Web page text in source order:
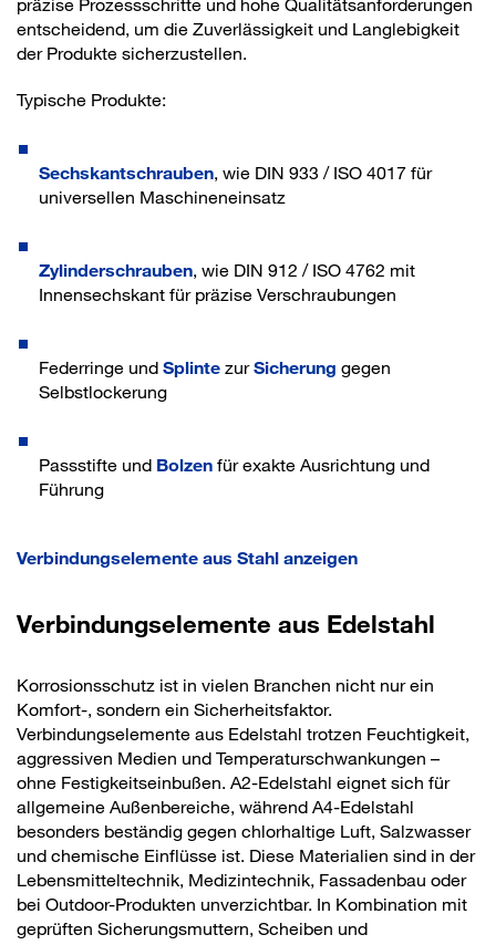
entscheidend, um die Zuverlässigkeit und Langlebigkeit
der Produkte sicherzustellen.
Typische Produkte:
Sechskantschrauben, wie DIN 933 / ISO 4017 für
universellen Maschineneinsatz
Zylinderschrauben, wie DIN 912 / ISO 4762 mit
Innensechskant für präzise Verschraubungen
Federringe und Splinte zurSicherung gegen
Selbstlockerung
Passstifte und Bolzen für exakte Ausrichtung und
Führung
Verbindungselemente aus Stahl anzeigen
Verbindungselemente aus Edelstahl
Korrosionsschutz ist in vielen Branchen nicht nur ein
Komfort-, sondern ein Sicherheitsfaktor.
Verbindungselemente aus Edelstahl trotzen Feuchtigkeit,
aggressiven Medien und Temperaturschwankungen –
ohne Festigkeitseinbußen. A2-Edelstahl eignet sich für
allgemeine Außenbereiche, während A4-Edelstahl
besonders beständig gegen chlorhaltige Luft, Salzwasser
und chemische Einflüsse ist. Diese Materialien sind in der
Lebensmitteltechnik, Medizintechnik, Fassadenbau oder
bei Outdoor-Produkten unverzichtbar. In Kombination mit
geprüften Sicherungsmuttern, Scheiben und